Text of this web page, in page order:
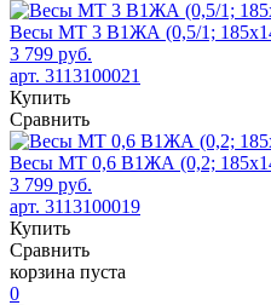
Весы МТ 3 В1ЖА (0,5/1;
3 799 руб.
арт. 3113100021
Купить
Сравнить
Весы МТ 0,6 В1ЖА (0,2;
3 799 руб.
арт. 3113100019
Купить
Сравнить
корзина пуста
0